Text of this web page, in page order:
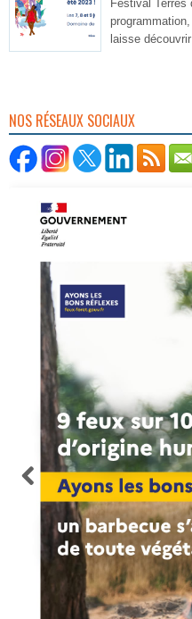
Festival
laisse
NOS RÉSEAUX SOCIAUX